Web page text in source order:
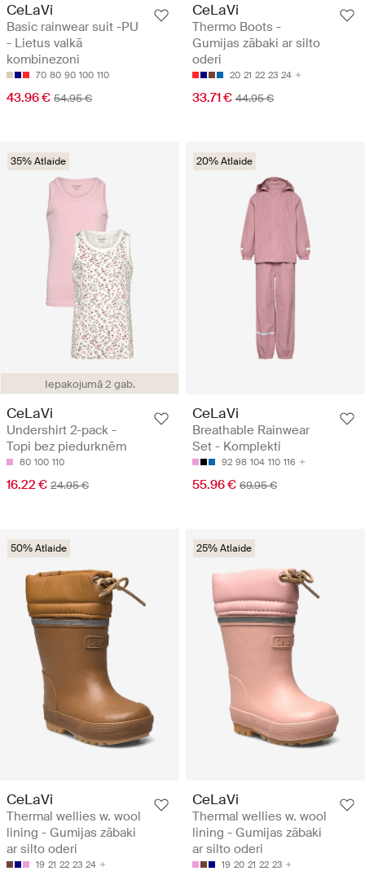
CeLaVi
Basic rainwear suit -PU
- Lietus valkā
kombinezoni
70 80 90 100 110
43.96 € 54.95 €
CeLaVi
Thermo Boots -
Gumijas zābaki ar silto
oderi
20 21 22 23 24
33.71 € 44.95 €
Iepakojumā 2 gab.
35% Atlaide
CeLaVi
Undershirt 2-pack -
Topi bez piedurknēm
80 100 110
16.22 € 24.95 €
20% Atlaide
CeLaVi
Breathable Rainwear
Set - Komplekti
92 98 104 110 116
55.96 € 69.95 €
50% Atlaide
CeLaVi
Thermal wellies w. wool
lining - Gumijas zābaki
ar silto oderi
19 21 22 23 24
25% Atlaide
CeLaVi
Thermal wellies w. wool
lining - Gumijas zābaki
ar silto oderi
19 20 21 22 23